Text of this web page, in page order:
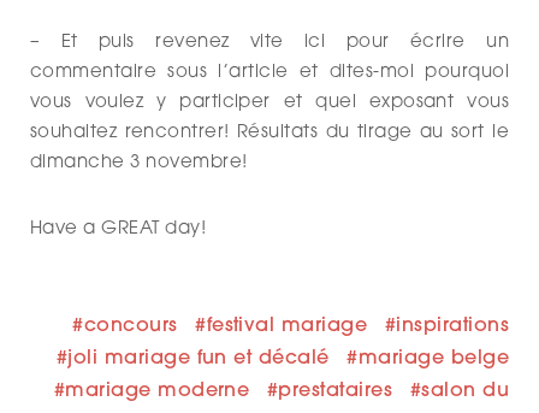
– Et puis revenez vite ici pour écrire un
commentaire sous l’article et dites-moi pourquoi
vous voulez y participer et quel exposant vous
souhaitez rencontrer! Résultats du tirage au sort le
dimanche 3 novembre!
Have a GREAT day!
concours festival mariage
inspirations
joli mariage fun et décalé
mariage belge
mariage moderne
prestataires
salon du